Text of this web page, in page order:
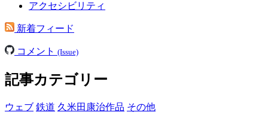
アクセシビリティ
新着フィード
コメント (Issue)
記事カテゴリー
ウェブ 鉄道 久米田康治作品 その他